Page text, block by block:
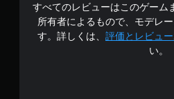
すべてのレビューはこのゲーム
所有者によるもので、モデレ
す。詳しくは、 評価とレビュ
い。